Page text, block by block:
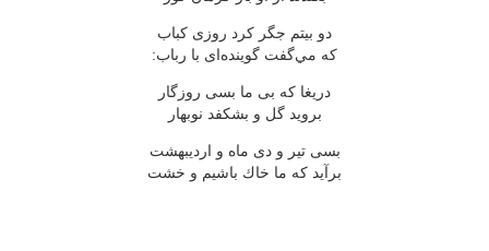
دو بيتم جگر كرد روزى كباب
كه مي‌گفت گوينده‌اى با رباب:
دريغا كه بى ما بسى روزگار
برويد گل و بشكفد نوبهار
بسى تير و دى ماه و ارديبهشت
برآيد كه ما خاك باشيم و خشت